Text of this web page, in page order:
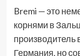
Bremi — это
корнями в
производитель
Германия, но